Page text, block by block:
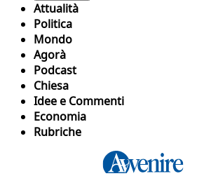
Attualità
Politica
Mondo
Agorà
Podcast
Chiesa
Idee e Commenti
Economia
Rubriche